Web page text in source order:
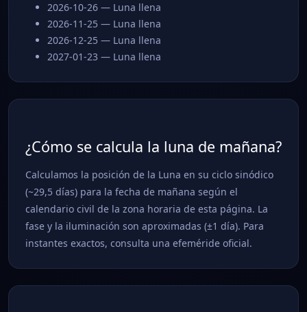
2026-10-26 — Luna llena
2026-11-25 — Luna llena
2026-12-25 — Luna llena
2027-01-23 — Luna llena
¿Cómo se calcula la luna de mañana?
Calculamos la posición de la Luna en su ciclo sinódico
(~29,5 días) para la fecha de mañana según el
calendario civil de la zona horaria de esta página. La
fase y la iluminación son aproximadas (±1 día). Para
instantes exactos, consulta una efeméride oficial.